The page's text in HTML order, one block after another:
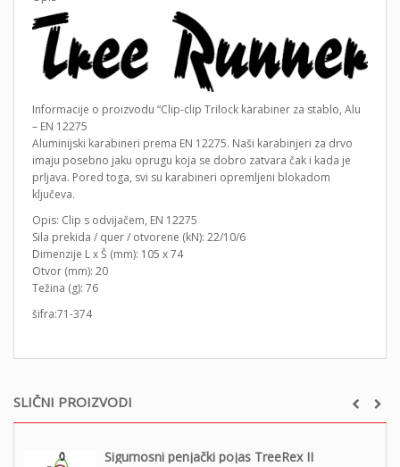
SLIČNI PROIZVODI
Sigurnosni penjački pojas TreeRex II
Informacije o proizvodu “Clip-clip Trilock karabiner za stablo, Alu
– EN 12275
Aluminijski karabineri prema EN 12275. Naši karabinjeri za drvo
imaju posebno jaku oprugu koja se dobro zatvara čak i kada je
prljava. Pored toga, svi su karabineri opremljeni blokadom
ključeva.
Opis: Clip s odvijačem, EN 12275
Sila prekida / quer / otvorene (kN): 22/10/6
Dimenzije L x Š (mm): 105 x 74
Otvor (mm): 20
Težina (g): 76
šifra:71-374